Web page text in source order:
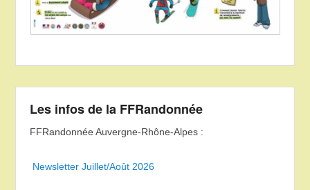
Les infos de la FFRandonnée
FFRandonnée Auvergne-Rhône-Alpes :
Newsletter Juillet/Août 2026